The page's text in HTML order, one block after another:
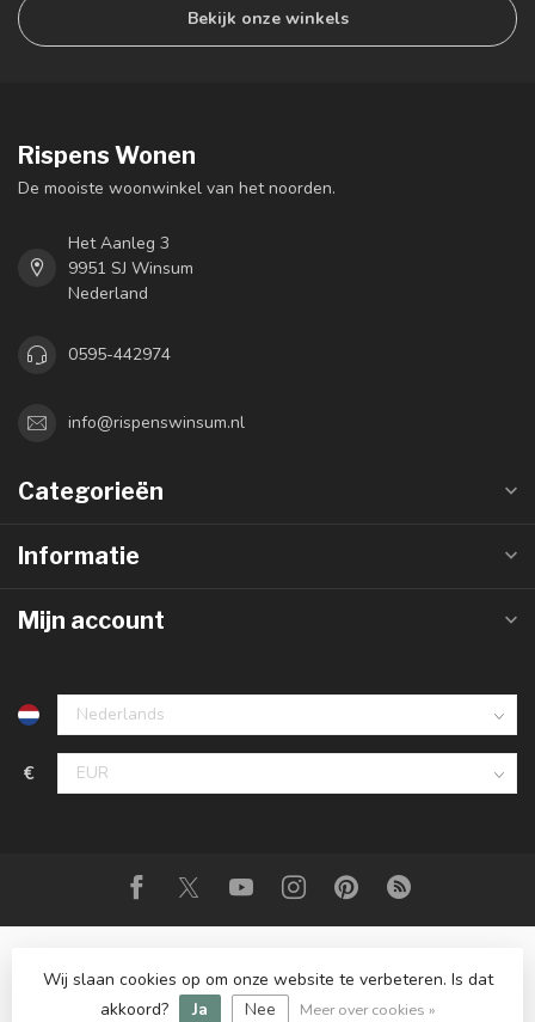
Bekijk onze winkels
Rispens Wonen
De mooiste woonwinkel van het noorden.
Het Aanleg 3
9951 SJ Winsum
Nederland
0595-442974
info@rispenswinsum.nl
Categorieën
Informatie
Mijn account
€
© Copyright 2026 Rispens Wonen- Powered byLightspeed-
Lightspeed design
Dyvelopment
Wij slaan cookies op om onze website te verbeteren. Is dat
akkoord?
Ja Nee Meer over cookies »